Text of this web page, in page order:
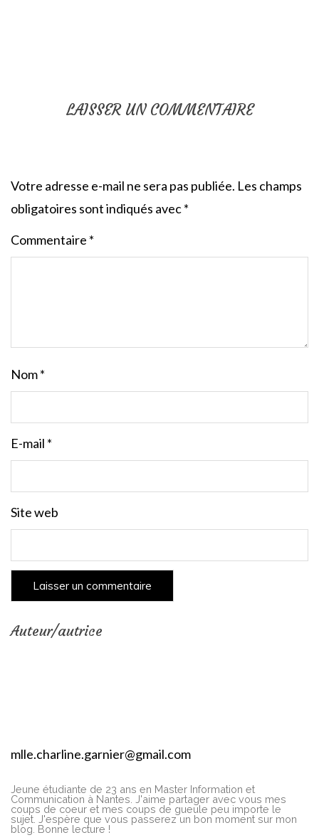
LAISSER UN COMMENTAIRE
Votre adresse e-mail ne sera pas publiée. Les champs
obligatoires sont indiqués avec*
Commentaire *
Nom*
E-mail *
Site web
Auteur/autrice
mlle.charline.garnier@gmail.com
Jeune étudiante de 23 ans en Master Information et
Communication à Nantes. J'aime partager avec vous mes
coups de coeur et mes coups de gueule peu importe le
sujet. J'espère que vous passerez un bon moment sur mon
blog. Bonne lecture !